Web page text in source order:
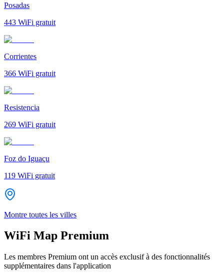
Posadas
443 WiFi gratuit
Corrientes
366 WiFi gratuit
Resistencia
269 WiFi gratuit
Foz do Iguaçu
119 WiFi gratuit
Montre toutes les villes
WiFi Map Premium
Les membres Premium ont un accès exclusif à des fonctionnalités
supplémentaires dans l'application